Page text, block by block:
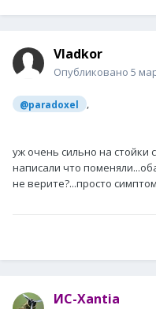
Vladkor
Опубликовано 5
@paradoxel ,
уж очень сильно на стойки
написали что
не верите?...просто
ИС-Xantia